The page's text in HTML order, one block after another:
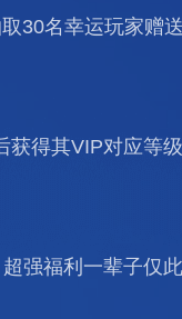
30名幸运玩家赠
获得其VIP对应等
强福利一辈子仅此